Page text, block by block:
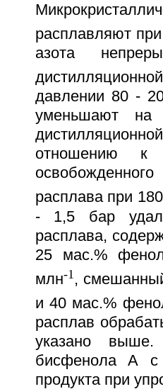
расплавляют
азота
давлении 80 -
уменьшают
отношению к
расплава при
- 1,5 бар
расплава,
25 мас.%
млн-1 ,
и 40 мас.%
расплав
указано выше.
бисфенола А с
продукта при